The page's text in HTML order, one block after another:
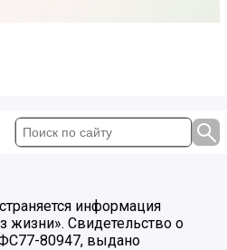
информация
жизни». Свидетельство о
80947, выдано